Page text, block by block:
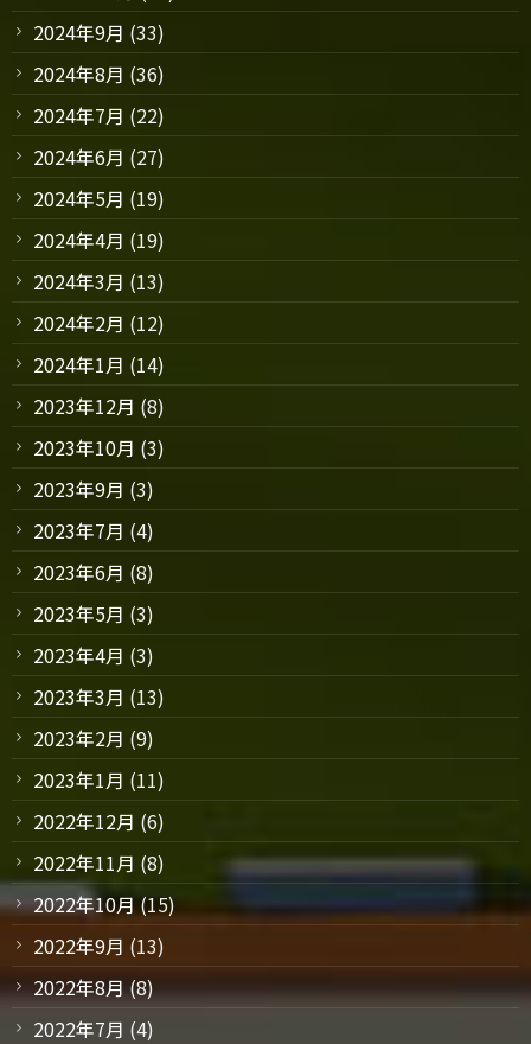
2024年9月 (33)
2024年8月 (36)
2024年7月 (22)
2024年6月 (27)
2024年5月 (19)
2024年4月 (19)
2024年3月 (13)
2024年2月 (12)
2024年1月 (14)
2023年12月 (8)
2023年10月 (3)
2023年9月 (3)
2023年7月 (4)
2023年6月 (8)
2023年5月 (3)
2023年4月 (3)
2023年3月 (13)
2023年2月 (9)
2023年1月 (11)
2022年12月 (6)
2022年11月 (8)
2022年10月 (15)
2022年9月 (13)
2022年8月 (8)
2022年7月 (4)